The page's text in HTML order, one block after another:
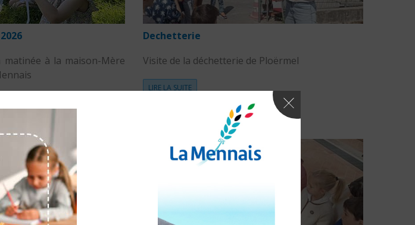
matinée à la maison-Mère
Dechetterie
Visite de la déchetterie de Ploërmel
LIRE LA SUITE